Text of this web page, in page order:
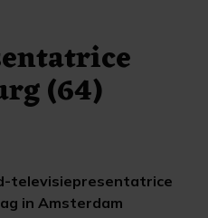
(64)
televisiepresentatrice
in Amsterdam